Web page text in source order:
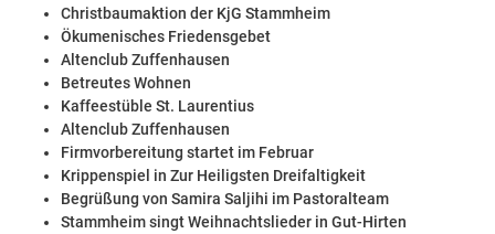
Christbaumaktion der KjG Stammheim
Ökumenisches Friedensgebet
Altenclub Zuffenhausen
Betreutes Wohnen
Kaffeestüble St. Laurentius
Altenclub Zuffenhausen
Firmvorbereitung startet im Februar
Krippenspiel in Zur Heiligsten Dreifaltigkeit
Begrüßung von Samira Saljihi im Pastoralteam
Stammheim singt Weihnachtslieder in Gut-Hirten